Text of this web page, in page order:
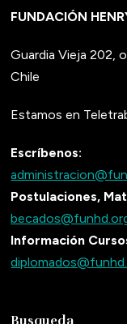
FUNDACIÓN
Guardia Vieja 202,
Chile
Estamos en
Escríbenos:
Postulaciones,
Información